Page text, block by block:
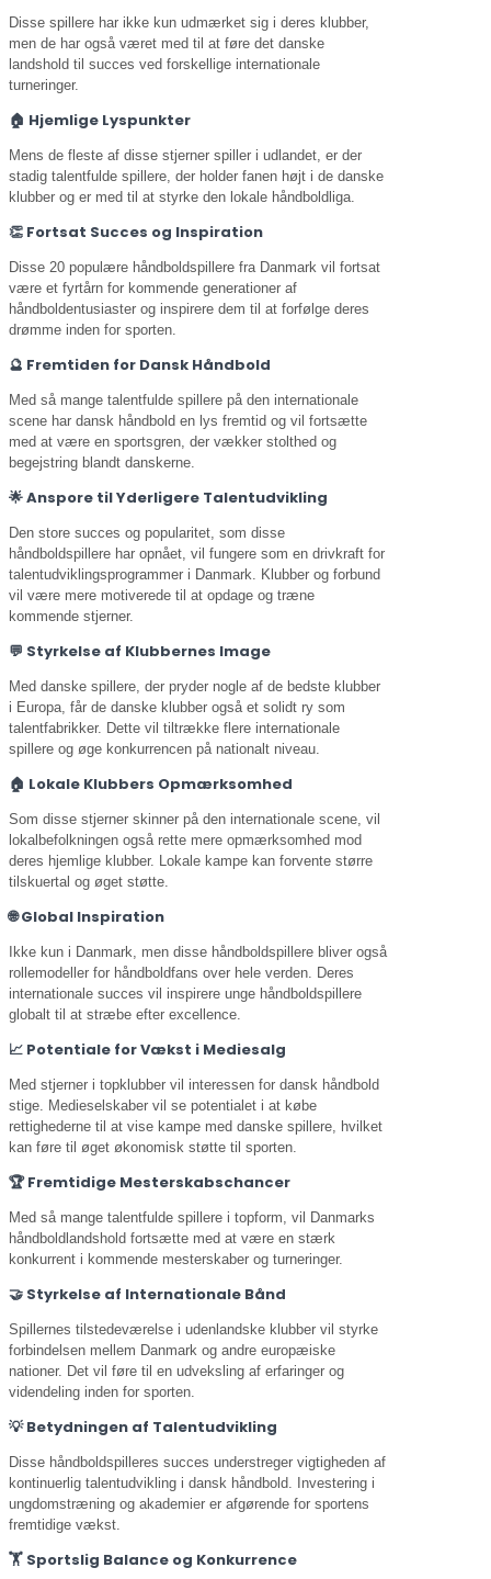
Disse spillere har ikke kun udmærket sig i deres klubber,
men de har også været med til at føre det danske
landshold til succes ved forskellige internationale
turneringer.
🏠 Hjemlige Lyspunkter
Mens de fleste af disse stjerner spiller i udlandet, er der
stadig talentfulde spillere, der holder fanen højt i de danske
klubber og er med til at styrke den lokale håndboldliga.
👏 Fortsat Succes og Inspiration
Disse 20 populære håndboldspillere fra Danmark vil fortsat
være et fyrtårn for kommende generationer af
håndboldentusiaster og inspirere dem til at forfølge deres
drømme inden for sporten.
🔮 Fremtiden for Dansk Håndbold
Med så mange talentfulde spillere på den internationale
scene har dansk håndbold en lys fremtid og vil fortsætte
med at være en sportsgren, der vækker stolthed og
begejstring blandt danskerne.
🌟 Anspore til Yderligere Talentudvikling
Den store succes og popularitet, som disse
håndboldspillere har opnået, vil fungere som en drivkraft for
talentudviklingsprogrammer i Danmark. Klubber og forbund
vil være mere motiverede til at opdage og træne
kommende stjerner.
💬 Styrkelse af Klubbernes Image
Med danske spillere, der pryder nogle af de bedste klubber
i Europa, får de danske klubber også et solidt ry som
talentfabrikker. Dette vil tiltrække flere internationale
spillere og øge konkurrencen på nationalt niveau.
🏠 Lokale Klubbers Opmærksomhed
Som disse stjerner skinner på den internationale scene, vil
lokalbefolkningen også rette mere opmærksomhed mod
deres hjemlige klubber. Lokale kampe kan forvente større
tilskuertal og øget støtte.
🌐 Global Inspiration
Ikke kun i Danmark, men disse håndboldspillere bliver også
rollemodeller for håndboldfans over hele verden. Deres
internationale succes vil inspirere unge håndboldspillere
globalt til at stræbe efter excellence.
📈 Potentiale for Vækst i Mediesalg
Med stjerner i topklubber vil interessen for dansk håndbold
stige. Medieselskaber vil se potentialet i at købe
rettighederne til at vise kampe med danske spillere, hvilket
kan føre til øget økonomisk støtte til sporten.
🏆 Fremtidige Mesterskabschancer
Med så mange talentfulde spillere i topform, vil Danmarks
håndboldlandshold fortsætte med at være en stærk
konkurrent i kommende mesterskaber og turneringer.
🤝 Styrkelse af Internationale Bånd
Spillernes tilstedeværelse i udenlandske klubber vil styrke
forbindelsen mellem Danmark og andre europæiske
nationer. Det vil føre til en udveksling af erfaringer og
videndeling inden for sporten.
💡 Betydningen af Talentudvikling
Disse håndboldspilleres succes understreger vigtigheden af
kontinuerlig talentudvikling i dansk håndbold. Investering i
ungdomstræning og akademier er afgørende for sportens
fremtidige vækst.
🏋️ Sportslig Balance og Konkurrence